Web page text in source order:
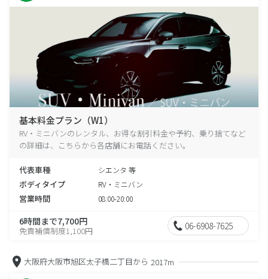
基本料金プラン（W1）
RV・ミニバンのレンタル、お得な割引料金や予約、乗り捨てなど
の詳細は、こちらから各店舗にお電話ください。
代表車種 シエンタ 等
ボディタイプ RV・ミニバン
営業時間 08:00-20:00
6時間まで7,700円
免責補償制度1,100円 06-6908-7625
大阪府大阪市旭区太子橋二丁目から 2017m